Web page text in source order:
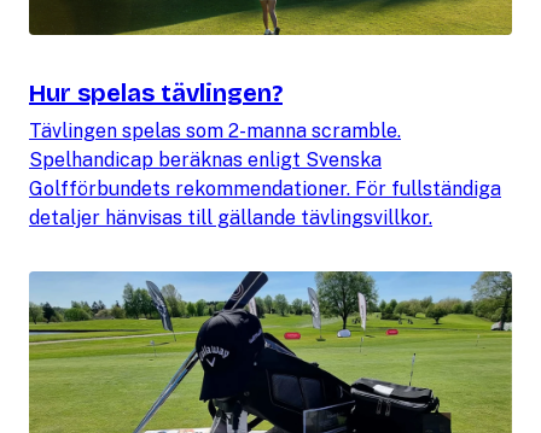
Hur spelas tävlingen?
Tävlingen spelas som 2-manna scramble.
Spelhandicap beräknas enligt Svenska
Golfförbundets rekommendationer. För fullständiga
detaljer hänvisas till gällande tävlingsvillkor.